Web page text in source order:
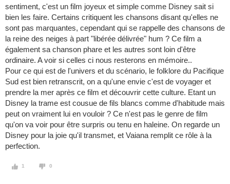
sentiment, c'est un film joyeux et simple comme Disney sait si
bien les faire. Certains critiquent les chansons disant qu'elles ne
sont pas marquantes, cependant qui se rappelle des chansons de
la reine des neiges à part "libérée délivrée" hum ? Ce film a
également sa chanson phare et les autres sont loin d'être
ordinaire. A voir si celles ci nous resterons en mémoire..
Pour ce qui est de l'univers et du scénario, le folklore du Pacifique
Sud est bien retranscrit, on a qu'une envie c'est de voyager et
prendre la mer après ce film et découvrir cette culture. Etant un
Disney la trame est cousue de fils blancs comme d'habitude mais
peut on vraiment lui en vouloir ? Ce n'est pas le genre de film
qu'on va voir pour être surpris ou tenu en haleine. On regarde un
Disney pour la joie qu'il transmet, et Vaiana remplit ce rôle à la
perfection.
1 0